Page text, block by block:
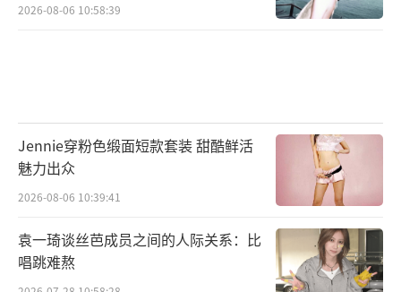
2026-08-06 10:58:39
Jennie穿粉色缎面短款套装 甜酷鲜活
魅力出众
2026-08-06 10:39:41
袁一琦谈丝芭成员之间的人际关系：比
唱跳难熬